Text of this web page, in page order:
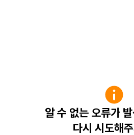
알 수 없는 오류가
다시 시도해